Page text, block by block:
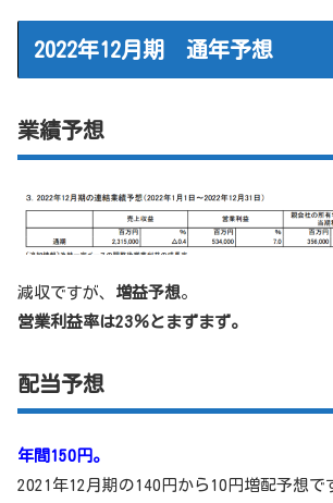
2022年12月期 通年予想
業績予想
減収ですが、 増益予想。
営業利益率は23％とまずまず。
配当予想
年間150円。
2021年12月期の140円から10円増配予想で